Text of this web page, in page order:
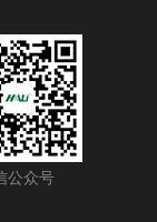
公众号